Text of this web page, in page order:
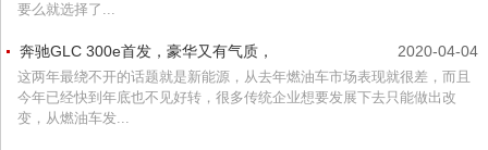
要么就选择了...
2020-04-04
奔驰GLC 300e首发，豪华又有气质，
这两年最绕不开的话题就是新能源，从去年燃油车市场表现就很差，而且
今年已经快到年底也不见好转，很多传统企业想要发展下去只能做出改
变，从燃油车发...